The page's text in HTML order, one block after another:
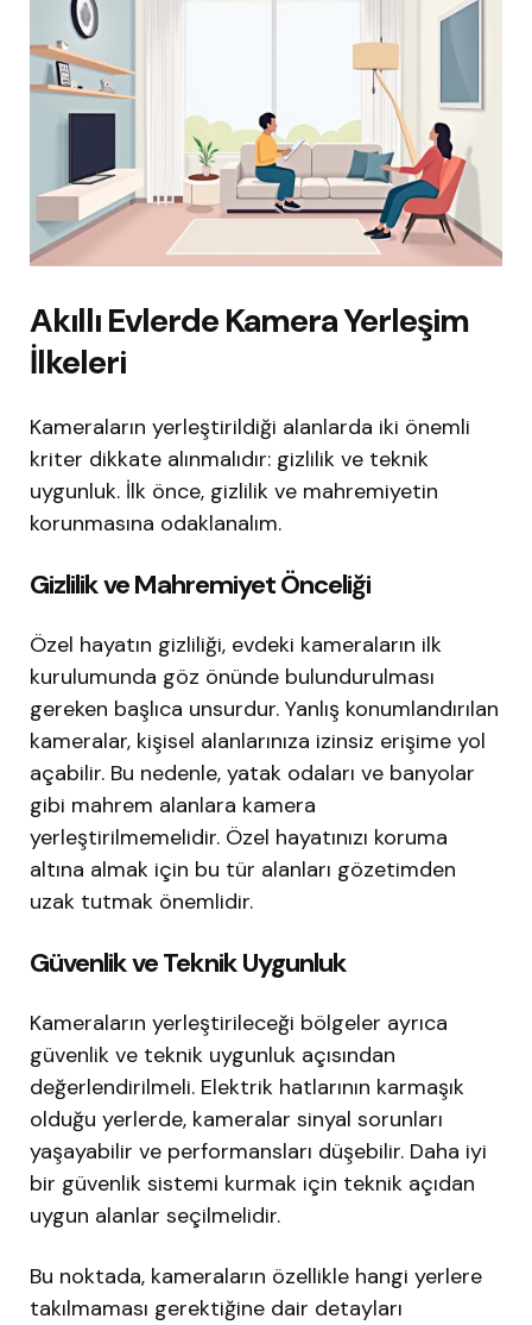
Akıllı Evlerde Kamera Yerleşim
İlkeleri
Kameraların yerleştirildiği alanlarda iki önemli
kriter dikkate alınmalıdır: gizlilik ve teknik
uygunluk. İlk önce, gizlilik ve mahremiyetin
korunmasına odaklanalım.
Gizlilik ve Mahremiyet Önceliği
Özel hayatın gizliliği, evdeki kameraların ilk
kurulumunda göz önünde bulundurulması
gereken başlıca unsurdur. Yanlış konumlandırılan
kameralar, kişisel alanlarınıza izinsiz erişime yol
açabilir. Bu nedenle, yatak odaları ve banyolar
gibi mahrem alanlara kamera
yerleştirilmemelidir. Özel hayatınızı koruma
altına almak için bu tür alanları gözetimden
uzak tutmak önemlidir.
Güvenlik ve Teknik Uygunluk
Kameraların yerleştirileceği bölgeler ayrıca
güvenlik ve teknik uygunluk açısından
değerlendirilmeli. Elektrik hatlarının karmaşık
olduğu yerlerde, kameralar sinyal sorunları
yaşayabilir ve performansları düşebilir. Daha iyi
bir güvenlik sistemi kurmak için teknik açıdan
uygun alanlar seçilmelidir.
Bu noktada, kameraların özellikle hangi yerlere
takılmaması gerektiğine dair detayları